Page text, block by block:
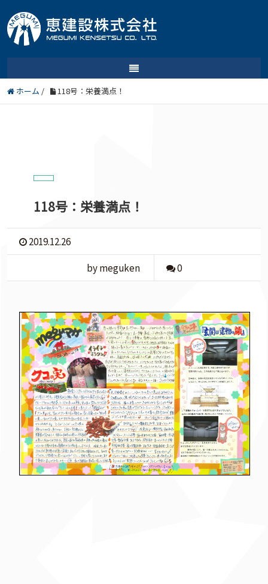
ホーム / 118号：栄養満点！
118号：栄養満点！
2019.12.26
by meguken
0